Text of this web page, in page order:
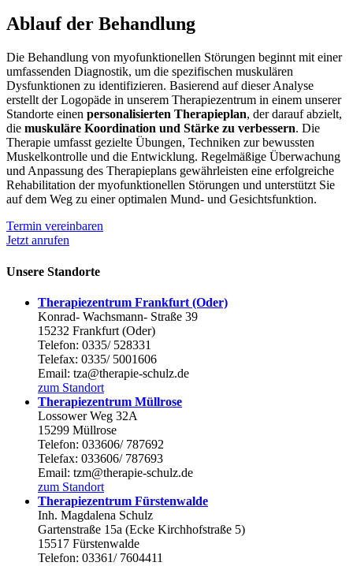
Ablauf der Behandlung
Die Behandlung von myofunktionellen Störungen beginnt mit einer
umfassenden Diagnostik, um die spezifischen muskulären
Dysfunktionen zu identifizieren. Basierend auf dieser Analyse
erstellt der Logopäde in unserem Therapiezentrum in einem unserer
Standorte einen personalisierten Therapieplan, der darauf abzielt,
die muskuläre Koordination und Stärke zu verbessern. Die
Therapie umfasst gezielte Übungen, Techniken zur bewussten
Muskelkontrolle und die Entwicklung. Regelmäßige Überwachung
und Anpassung des Therapieplans gewährleisten eine erfolgreiche
Rehabilitation der myofunktionellen Störungen und unterstützt Sie
auf dem Weg zu einer optimalen Mund- und Gesichtsfunktion.
Termin vereinbaren
Jetzt anrufen
Unsere Standorte
Therapiezentrum Frankfurt (Oder)
Konrad- Wachsmann- Straße 39
15232 Frankfurt (Oder)
Telefon: 0335/ 528331
Telefax: 0335/ 5001606
Email: tza@therapie-schulz.de
zum Standort
Therapiezentrum Müllrose
Lossower Weg 32A
15299 Müllrose
Telefon: 033606/ 787692
Telefax: 033606/ 787693
Email: tzm@therapie-schulz.de
zum Standort
Therapiezentrum Fürstenwalde
Inh. Magdalena Schulz
Gartenstraße 15a (Ecke Kirchhofstraße 5)
15517 Fürstenwalde
Telefon: 03361/ 7604411